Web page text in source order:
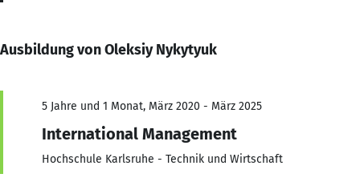
Ausbildung von Oleksiy Nykytyuk
5 Jahre und 1 Monat, März 2020 - März 2025
International Management
Hochschule Karlsruhe - Technik und Wirtschaft